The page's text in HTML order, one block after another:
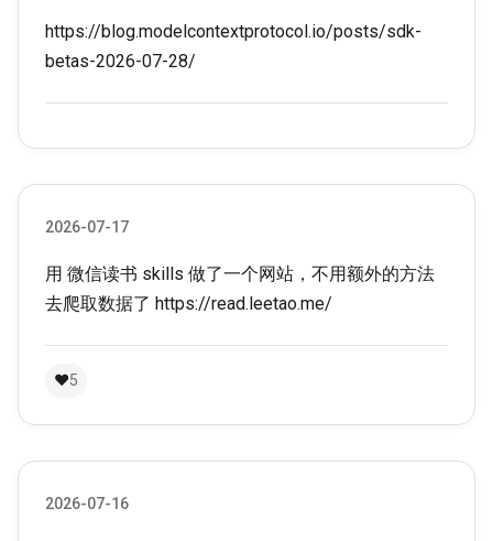
https://blog.modelcontextprotocol.io/posts/sdk-
betas-2026-07-28/
2026-07-17
用 微信读书 skills 做了一个网站，不用额外的方法
去爬取数据了 https://read.leetao.me/
❤5
2026-07-16